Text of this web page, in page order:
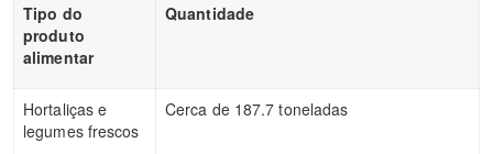
Tipo do
produto
alimentar
Quantidade
Hortaliças e
legumes frescos
Cerca de 187.7 toneladas